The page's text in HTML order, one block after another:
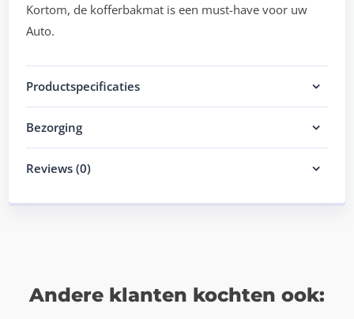
Kortom, de kofferbakmat is een must-have voor uw
Auto.
Productspecificaties
Bezorging
Reviews (0)
Andere klanten kochten ook: